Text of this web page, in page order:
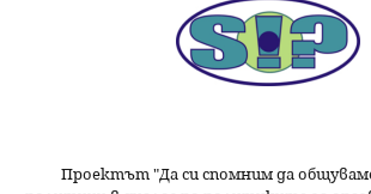
Проектът "Да си спомним да